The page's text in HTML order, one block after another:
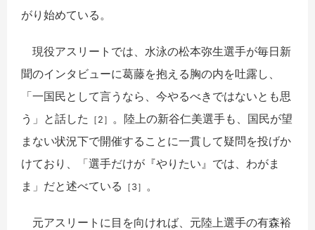
がり始めている。
現役アスリートでは、水泳の松本弥生選手が毎日新
聞のインタビューに葛藤を抱える胸の内を吐露し、
「一国民として言うなら、今やるべきではないとも思
う」と話した
［2］
。陸上の新谷仁美選手も、国民が望
まない状況下で開催することに一貫して疑問を投げか
けており、「選手だけが『やりたい』では、わがま
ま」だと述べている
［3］ 。
元アスリートに目を向ければ、元陸上選手の有森裕